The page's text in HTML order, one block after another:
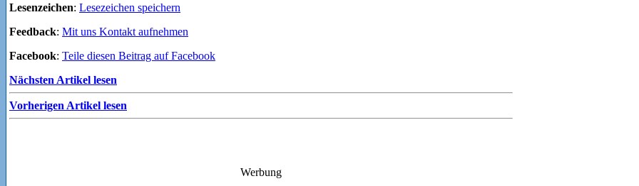
Lesenzeichen: Lesezeichen speichern
Feedback: Mit uns Kontakt aufnehmen
Facebook: Teile diesen Beitrag auf Facebook
Nächsten Artikel lesen
Vorherigen Artikel lesen
Werbung